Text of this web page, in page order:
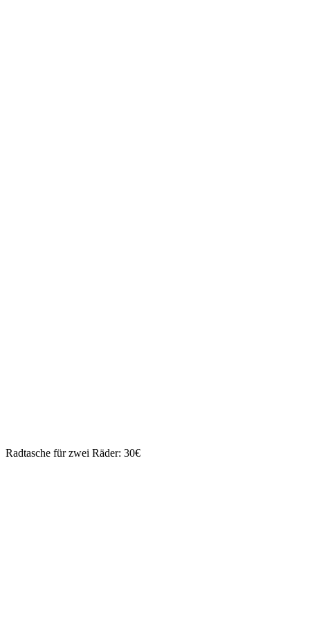
Radtasche für zwei Räder: 30€